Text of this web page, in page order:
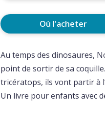
Où l'acheter
Au temps des dinosaures,
point de sortir de sa
tricératops, ils vont partir à
Un livre pour enfants avec